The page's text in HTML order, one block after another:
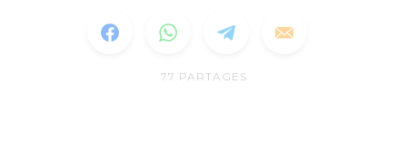
77 PARTAGES